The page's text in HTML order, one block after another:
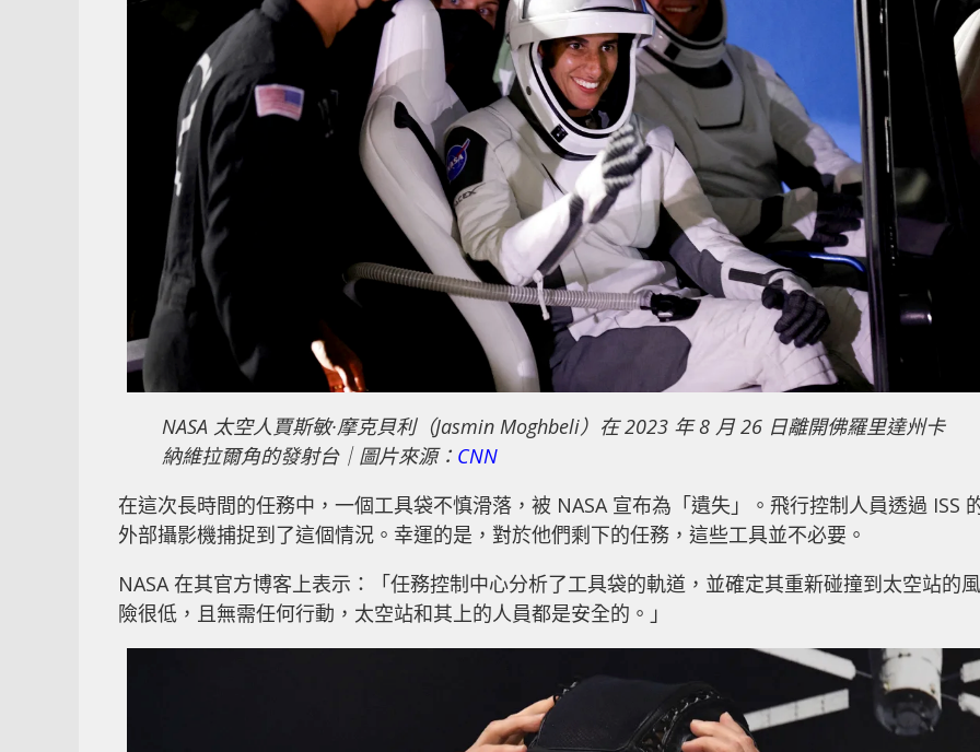
NASA 太空人賈斯敏·摩克貝利（Jasmin Moghbeli）在 2023 年 8 月 26 日離開佛羅里達州卡
納維拉爾角的發射台｜圖片來源： CNN
在這次長時間的任務中，一個工具袋不慎滑落，被 NASA 宣布為「遺失」。飛行控制人員透過 ISS
外部攝影機捕捉到了這個情況。幸運的是，對於他們剩下的任務，這些工具並不必要。
NASA 在其官方博客上表示：「任務控制中心分析了工具袋的軌道，並確定其重新碰撞到太空站的風
險很低，且無需任何行動，太空站和其上的人員都是安全的。」